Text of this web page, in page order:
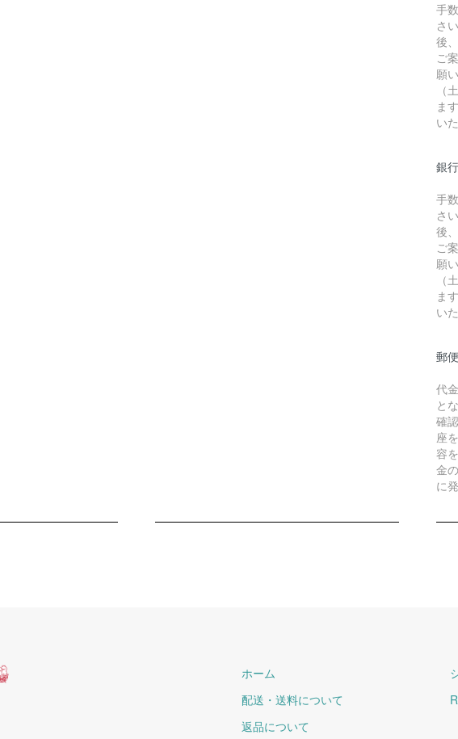
手
さ
後
ご
願
（
ま
い
銀
手
さ
後
ご
願
（
ま
い
郵
代
と
確
座
容
金
に
ホーム
配送・送料について
返品について